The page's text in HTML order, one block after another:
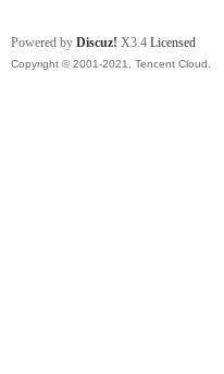
Powered by Discuz! X3.4 Licensed
Copyright © 2001-2021, Tencent Cloud.